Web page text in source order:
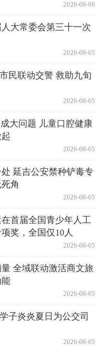
2026-08-06
大常委会第三十一次
2026-08-05
民联动交警 救助九旬
2026-08-05
大问题 儿童口腔健康
2026-08-05
延吉公安禁种铲毒专
角
2026-08-05
首届全国青少年人工
奖，全国仅10人
2026-08-05
全域联动激活商文旅
2026-08-05
子炎炎夏日为公交司
2026-08-05